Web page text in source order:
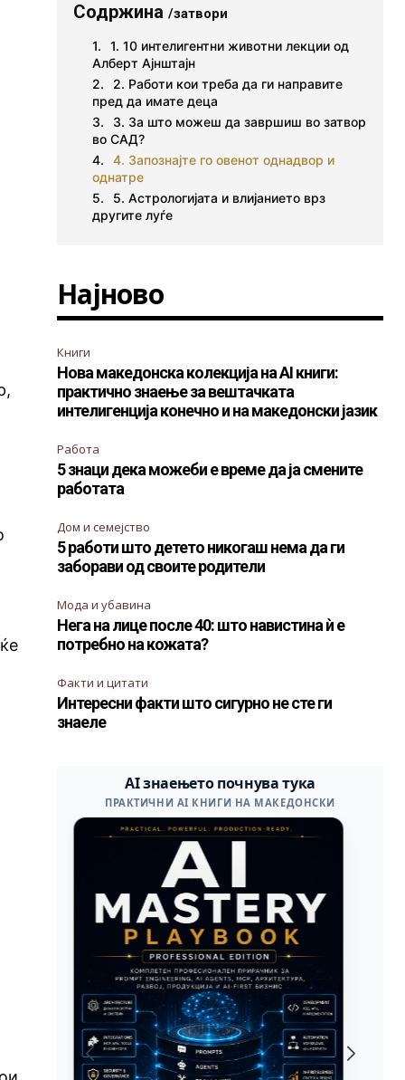
Содржина/затвори
1. 10 интелигентни животни лекции од
Алберт Ајнштајн
2. Работи кои треба да ги направите
пред да имате деца
3. За што можеш да завршиш во затвор
во САД?
4. Запознајте го овенот однадвор и
однатре
5. Астрологијата и влијанието врз
другите луѓе
Најново
Книги
Нова македонска колекција на AI книги:
практично знаење за вештачката
интелигенција конечно и на македонски јазик
Работа
5 знаци дека можеби е време да ја смените
работата
Дом и семејство
5 работи што детето никогаш нема да ги
заборави од своите родители
Мода и убавина
Нега на лице после 40: што навистина ѝ е
потребно на кожата?
Факти и цитати
Интересни факти што сигурно не сте ги
знаеле